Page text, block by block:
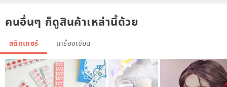
คนอื่นๆ ก็ดูสินค้าเหล่านี้ด้วย
สติกเกอร์ เครื่องเขียน